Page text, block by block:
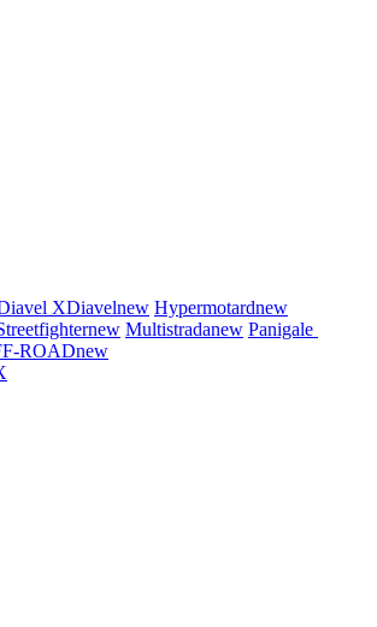
XDiavelnew Hypermotardnew
new Multistradanew Panigale
ROADnew